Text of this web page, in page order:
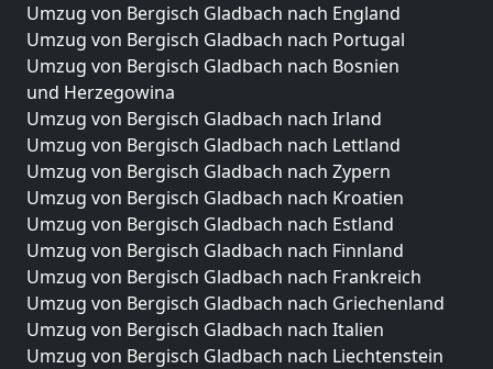
Umzug von Bergisch Gladbach nach England
Umzug von Bergisch Gladbach nach Portugal
Umzug von Bergisch Gladbach nach Bosnien
und Herzegowina
Umzug von Bergisch Gladbach nach Irland
Umzug von Bergisch Gladbach nach Lettland
Umzug von Bergisch Gladbach nach Zypern
Umzug von Bergisch Gladbach nach Kroatien
Umzug von Bergisch Gladbach nach Estland
Umzug von Bergisch Gladbach nach Finnland
Umzug von Bergisch Gladbach nach Frankreich
Umzug von Bergisch Gladbach nach Griechenland
Umzug von Bergisch Gladbach nach Italien
Umzug von Bergisch Gladbach nach Liechtenstein